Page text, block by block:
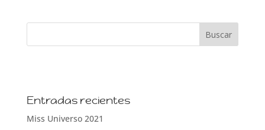
Entradas recientes
Miss Universo 2021